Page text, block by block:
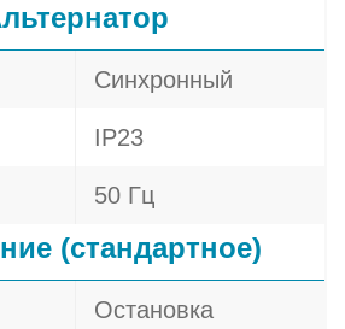
Синхронный
IP23
50 Гц
(стандартное)
Остановка